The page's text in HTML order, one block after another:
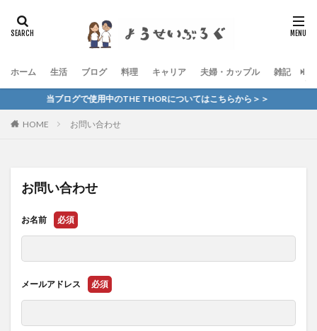
ホーム 生活 ブログ 料理 キャリア 夫婦・カップル 雑記
当ブログで使用中のTHE THORについてはこちらから＞＞
HOME お問い合わせ
お問い合わせ
お名前 必須
メールアドレス 必須